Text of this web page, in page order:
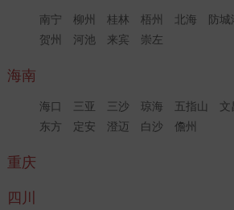
南宁 柳州 桂林 梧州 北海 防城
贺州
河池 来宾 崇左
海南
海口 三亚 三沙 琼海 五指山 文
东方
定安 澄迈 白沙 儋州
重庆
四川